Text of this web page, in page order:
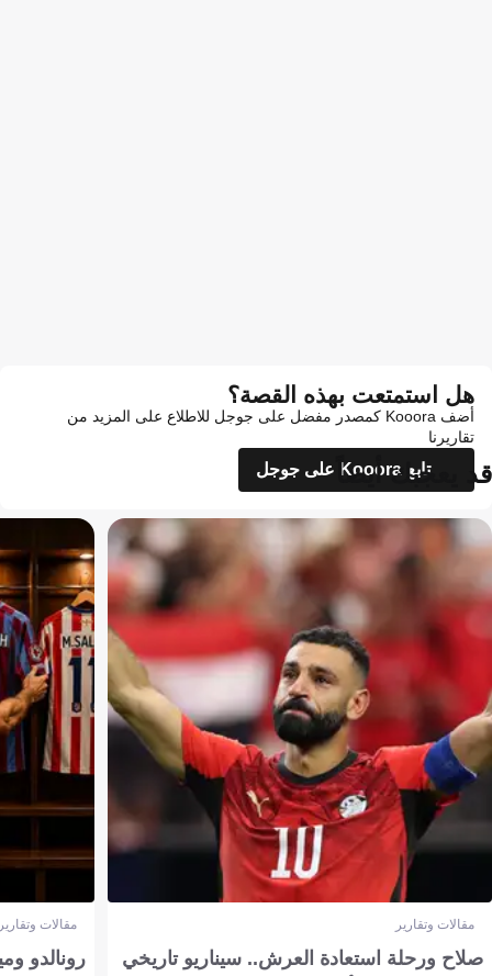
هل استمتعت بهذه القصة؟
أضف Kooora كمصدر مفضل على جوجل للاطلاع على المزيد من
تقاريرنا
تابع Kooora على جوجل
قد يعجبك أيضاً
مقالات وتقارير
صلاح ورحلة استعادة العرش.. سيناريو تاريخي
مقالات
رونالدو